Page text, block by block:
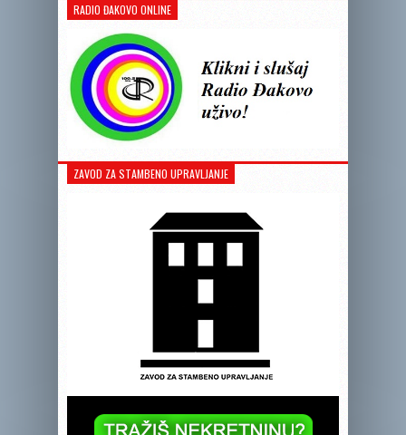
RADIO ĐAKOVO ONLINE
ZAVOD ZA STAMBENO UPRAVLJANJE